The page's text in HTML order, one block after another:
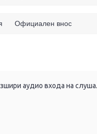
Официален внос
аудио входа на